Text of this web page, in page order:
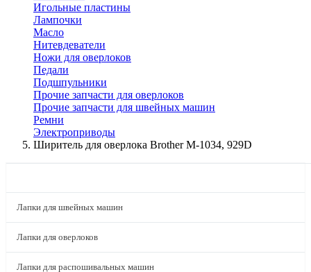
Игольные пластины
Лампочки
Масло
Нитевдеватели
Ножи для оверлоков
Педали
Подшпульники
Прочие запчасти для оверлоков
Прочие запчасти для швейных машин
Ремни
Электроприводы
Ширитель для оверлока Brother M-1034, 929D
Лапки для швейных машин
Лапки для оверлоков
Лапки для распошивальных машин